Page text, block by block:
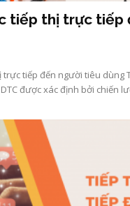
tiếp thị trực tiếp
trực tiếp đến người tiêu dùng
được xác định bởi chiến